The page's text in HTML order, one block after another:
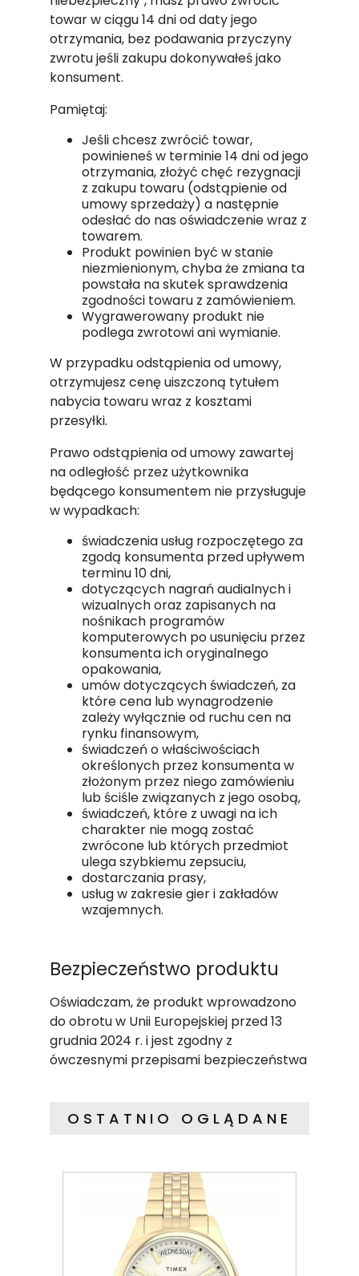
towar w ciągu 14 dni od daty jego
otrzymania, bez podawania przyczyny
zwrotu jeśli zakupu dokonywałeś jako
konsument.
Pamiętaj:
Jeśli chcesz zwrócić towar,
powinieneś w terminie 14 dni od jego
otrzymania, złożyć chęć rezygnacji
z zakupu towaru (odstąpienie od
umowy sprzedaży) a następnie
odesłać do nas oświadczenie wraz z
towarem.
Produkt powinien być w stanie
niezmienionym, chyba że zmiana ta
powstała na skutek sprawdzenia
zgodności towaru z zamówieniem.
Wygrawerowany produkt nie
podlega zwrotowi ani wymianie.
W przypadku odstąpienia od umowy,
otrzymujesz cenę uiszczoną tytułem
nabycia towaru wraz z kosztami
przesyłki.
Prawo odstąpienia od umowy zawartej
na odległość przez użytkownika
będącego konsumentem nie przysługuje
w wypadkach:
świadczenia usług rozpoczętego za
zgodą konsumenta przed upływem
terminu 10 dni,
dotyczących nagrań audialnych i
wizualnych oraz zapisanych na
nośnikach programów
komputerowych po usunięciu przez
konsumenta ich oryginalnego
opakowania,
umów dotyczących świadczeń, za
które cena lub wynagrodzenie
zależy wyłącznie od ruchu cen na
rynku finansowym,
świadczeń o właściwościach
określonych przez konsumenta w
złożonym przez niego zamówieniu
lub ściśle związanych z jego osobą,
świadczeń, które z uwagi na ich
charakter nie mogą zostać
zwrócone lub których przedmiot
ulega szybkiemu zepsuciu,
dostarczania prasy,
usług w zakresie gier i zakładów
wzajemnych.
Bezpieczeństwo produktu
Oświadczam, że produkt wprowadzono
do obrotu w Unii Europejskiej przed 13
grudnia 2024 r. i jest zgodny z
ówczesnymi przepisami bezpieczeństwa
OSTATNIO OGLĄDANE